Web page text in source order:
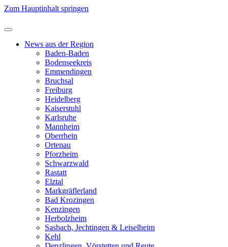
Zum Hauptinhalt springen
News aus der Region
Baden-Baden
Bodenseekreis
Emmendingen
Bruchsal
Freiburg
Heidelberg
Kaiserstuhl
Karlsruhe
Mannheim
Oberrhein
Ortenau
Pforzheim
Schwarzwald
Rastatt
Elztal
Markgräflerland
Bad Krozingen
Kenzingen
Herbolzheim
Sasbach, Jechtingen & Leiselheim
Kehl